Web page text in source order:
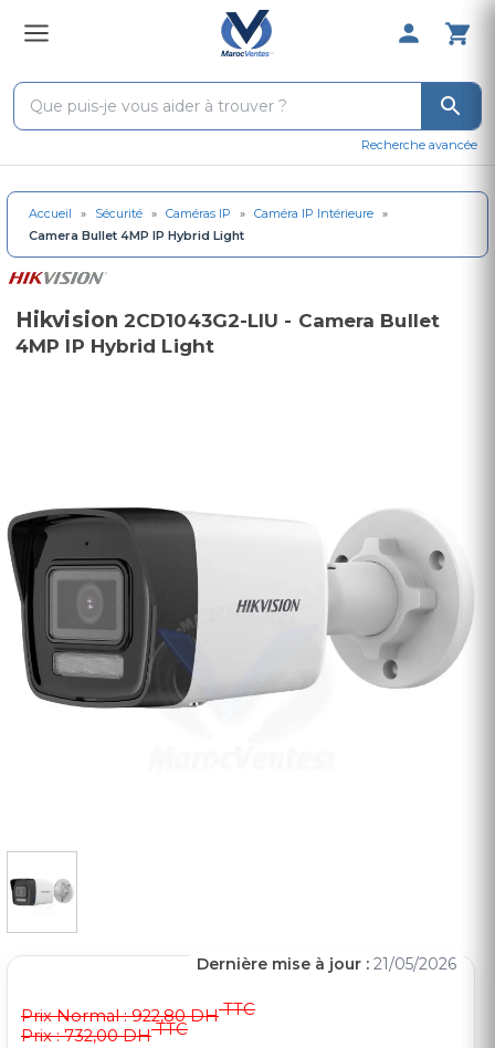
0 Produit
Recherche avancée
Accueil » Sécurité » Caméras IP » Caméra IP Intérieure »
Camera Bullet 4MP IP Hybrid Light
Hikvision 2CD1043G2-LIU - Camera Bullet
4MP IP Hybrid Light
Prix Normal :922,80 DHTTC
Prix : 732,00 DHTTC
Dernière mise à jour : 21/05/2026